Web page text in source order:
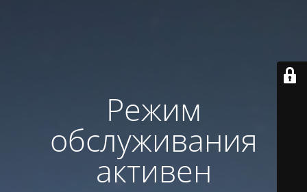
Режим
обслуживания
активен